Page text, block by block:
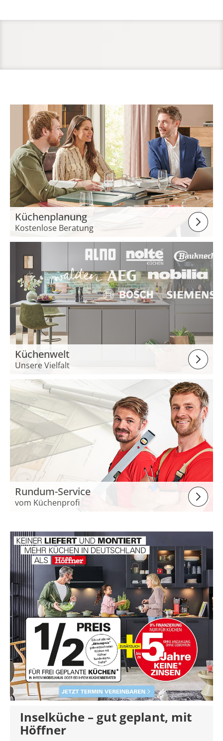
Küchenplanung
Kostenlose Beratung
Küchenwelt
Unsere Vielfalt
Rundum-Service
vom Küchenprofi
Inselküche – gut geplant, mit
Höffner